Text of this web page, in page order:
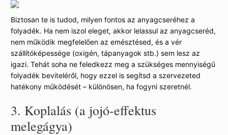
Biztosan te is tudod, milyen fontos az anyagcseréhez a
folyadék. Ha nem iszol eleget, akkor lelassul az anyagcseréd,
nem működik megfelelően az emésztésed, és a vér
szállítóképessége (oxigén, tápanyagok stb.) sem lesz az
igazi. Tehát soha ne feledkezz meg a szükséges mennyiségű
folyadék beviteléről, hogy ezzel is segítsd a szervezeted
hatékony működését – különösen, ha fogyni szeretnél.
3. Koplalás (a jojó-effektus
melegágya)